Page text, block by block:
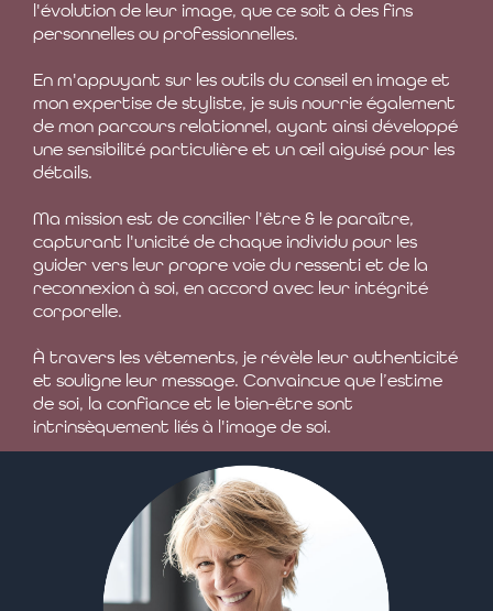
l'évolution de leur image, que ce soit à des fins
personnelles ou professionnelles.
En m'appuyant sur les outils du conseil en image et
mon expertise de styliste, je suis nourrie également
de mon parcours relationnel, ayant ainsi développé
une sensibilité particulière et un œil aiguisé pour les
détails.
Ma mission est de concilier l'être & le paraître,
capturant l'unicité de chaque individu pour les
guider vers leur propre voie du ressenti et de la
reconnexion à soi, en accord avec leur intégrité
corporelle.
À travers les vêtements, je révèle leur authenticité
et souligne leur message. Convaincue que l’estime
de soi, la confiance et le bien-être sont
intrinsèquement liés à l'image de soi.